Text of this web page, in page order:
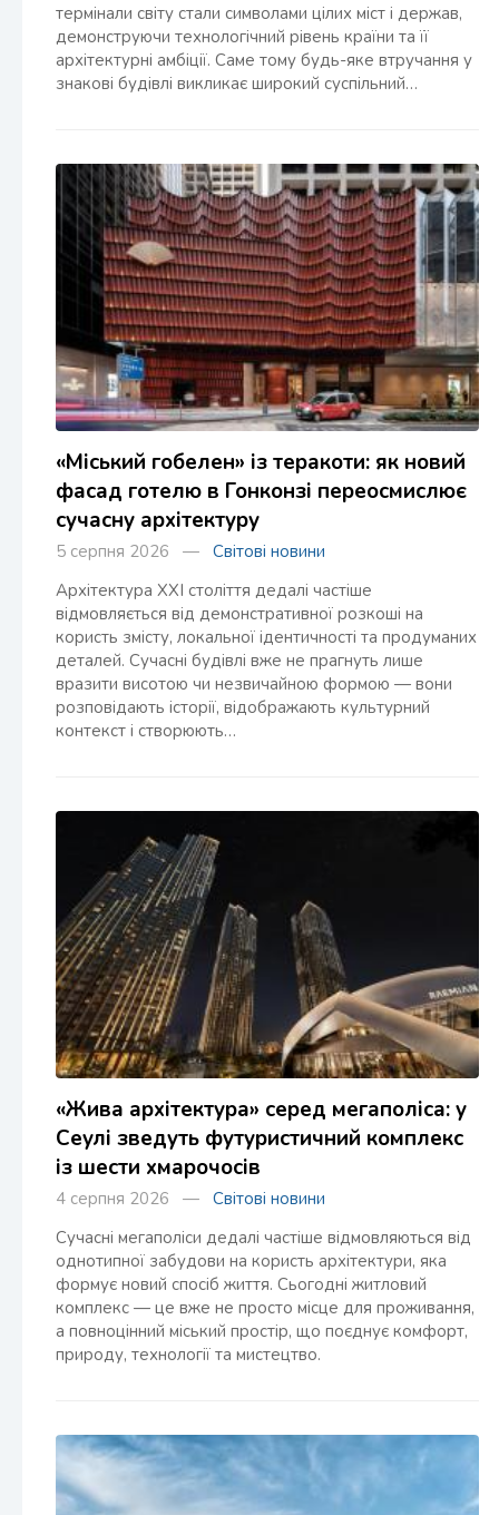
термінали світу стали символами цілих міст і держав,
демонструючи технологічний рівень країни та її
архітектурні амбіції. Саме тому будь-яке втручання у
знакові будівлі викликає широкий суспільний…
«Міський гобелен» із теракоти: як новий
фасад готелю в Гонконзі переосмислює
сучасну архітектуру
5 серпня 2026 — Світові новини
Архітектура XXI століття дедалі частіше
відмовляється від демонстративної розкоші на
користь змісту, локальної ідентичності та продуманих
деталей. Сучасні будівлі вже не прагнуть лише
вразити висотою чи незвичайною формою — вони
розповідають історії, відображають культурний
контекст і створюють…
«Жива архітектура» серед мегаполіса: у
Сеулі зведуть футуристичний комплекс
із шести хмарочосів
4 серпня 2026 — Світові новини
Сучасні мегаполіси дедалі частіше відмовляються від
однотипної забудови на користь архітектури, яка
формує новий спосіб життя. Сьогодні житловий
комплекс — це вже не просто місце для проживання,
а повноцінний міський простір, що поєднує комфорт,
природу, технології та мистецтво.